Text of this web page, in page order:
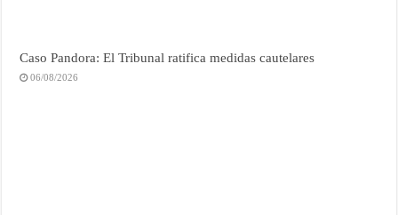
Caso Pandora: El Tribunal ratifica medidas cautelares
06/08/2026